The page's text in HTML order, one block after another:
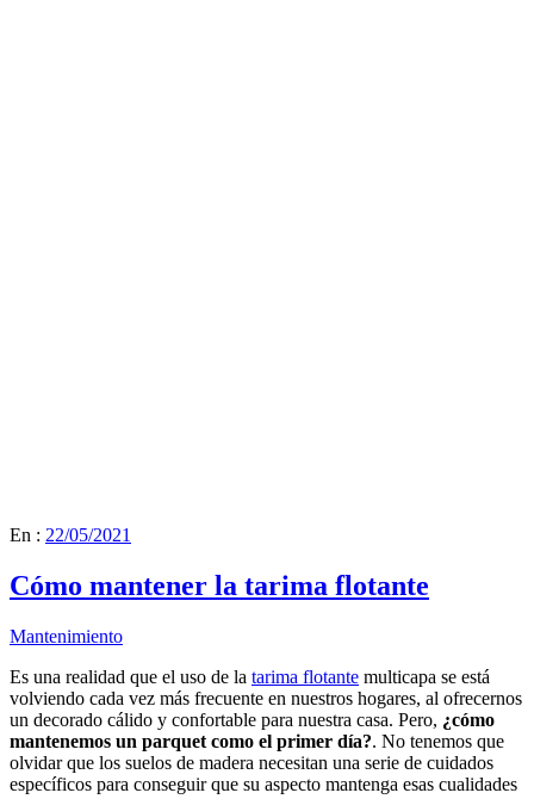
En : 22/05/2021
Cómo mantener la tarima flotante
Mantenimiento
Es una realidad que el uso de la tarima flotante multicapa se está
volviendo cada vez más frecuente en nuestros hogares, al ofrecernos
un decorado cálido y confortable para nuestra casa. Pero, ¿cómo
mantenemos un parquet como el primer día?. No tenemos que
olvidar que los suelos de madera necesitan una serie de cuidados
específicos para conseguir que su aspecto mantenga esas cualidades